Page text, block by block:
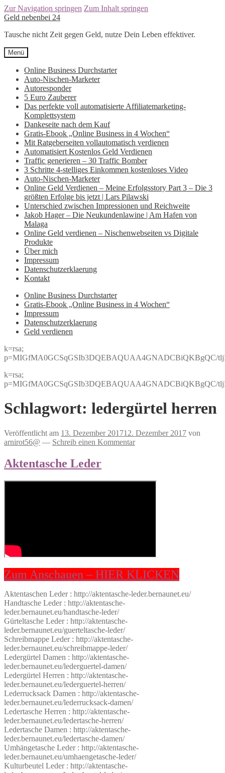
Zur Navigation springen Zum Inhalt springen
Geld nebenbei 24
Tausche nicht Zeit gegen Geld, nutze Dein Leben effektiver.
Menü
Online Business Durchstarter
Auto-Nischen-Marketer
Autoresponder
5 Euro Zauberer
Das perfekte voll automatisierte Affiliatemarketing-
Komplettsystem
Dankeseite nach dem Kauf
Gratis-Ebook „Online Business in 4 Wochen“
Mit Ratgeberseiten vollautomatisch verdienen
Automatisiert Kostenlos Geld Verdienen
Traffic generieren – 30 Traffic Bomber
3 Schritte 4-stelliges Einkommen kostenloses Video
Auto-Nischen-Marketer
Online Geld Verdienen – Meine Erfolgsstory Part 3 – Die 3
größten Erfolge bis jetzt | Lars Pilawski
Unterschied zwischen Impressionen und Reichweite
Jakob Hager – Die Neukundenlawine | Am Hafen von
Malaga
Online Geld verdienen – Nischenwebseiten vs Digitale
Produkte
Über mich
Impressum
Datenschutzerklaerung
Kontakt
Online Business Durchstarter
Gratis-Ebook „Online Business in 4 Wochen“
Impressum
Datenschutzerklaerung
Geld verdienen
k=rsa;
p=MIGfMA0GCSqGSIb3DQEBAQUAA4GNADCBiQKBgQC/
k=rsa;
p=MIGfMA0GCSqGSIb3DQEBAQUAA4GNADCBiQKBgQC/
Schlagwort: ledergürtel herren
Veröffentlicht am 13. Dezember 201712. Dezember 2017 von
arnirot56@ — Schreib einen Kommentar
Aktentasche Leder
Zum Anschauen – HIER KLICKEN
Aktentaschen Leder : http://aktentasche-leder.bernaunet.eu/
Handtasche Leder : http://aktentasche-
leder.bernaunet.eu/handtasche-leder/
Gürteltasche Leder : http://aktentasche-
leder.bernaunet.eu/guerteltasche-leder/
Schreibmappe Leder : http://aktentasche-
leder.bernaunet.eu/schreibmappe-leder/
Ledergürtel Damen : http://aktentasche-
leder.bernaunet.eu/lederguertel-damen/
Ledergürtel Herren : http://aktentasche-
leder.bernaunet.eu/lederguertel-herren/
Lederrucksack Damen : http://aktentasche-
leder.bernaunet.eu/lederrucksack-damen/
Ledertasche Herren : http://aktentasche-
leder.bernaunet.eu/ledertasche-herren/
Ledertasche Damen : http://aktentasche-
leder.bernaunet.eu/ledertasche-damen/
Umhängetasche Leder : http://aktentasche-
leder.bernaunet.eu/umhaengetasche-leder/
Kulturbeutel Leder : http://aktentasche-